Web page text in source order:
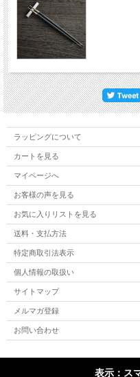
ラッピングについて
カートを見る
マイページへ
お客様の声を見る
お気に入りリストを見る
送料・支払方法
特定商取引法表示
個人情報の取扱い
サイトマップ
メルマガ登録
お問い合わせ
表示：ス